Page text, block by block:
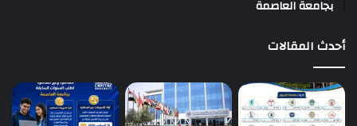
بجامعة العاصمة
أحدث المقالات